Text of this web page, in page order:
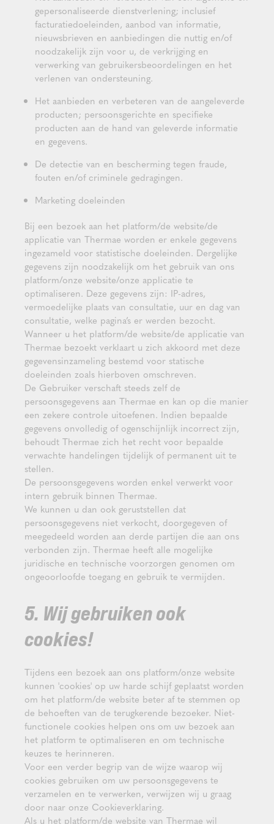
gepersonaliseerde dienstverlening; inclusief
facturatiedoeleinden, aanbod van informatie,
nieuwsbrieven en aanbiedingen die nuttig en/of
noodzakelijk zijn voor u, de verkrijging en
verwerking van gebruikersbeoordelingen en het
verlenen van ondersteuning.
Het aanbieden en verbeteren van de aangeleverde
producten; persoonsgerichte en specifieke
producten aan de hand van geleverde informatie
en gegevens.
De detectie van en bescherming tegen fraude,
fouten en/of criminele gedragingen.
Marketing doeleinden
Bij een bezoek aan het platform/de website/de
applicatie van Thermae worden er enkele gegevens
ingezameld voor statistische doeleinden. Dergelijke
gegevens zijn noodzakelijk om het gebruik van ons
platform/onze website/onze applicatie te
optimaliseren. Deze gegevens zijn: IP-adres,
vermoedelijke plaats van consultatie, uur en dag van
consultatie, welke pagina’s er werden bezocht.
Wanneer u het platform/de website/de applicatie van
Thermae bezoekt verklaart u zich akkoord met deze
gegevensinzameling bestemd voor statische
doeleinden zoals hierboven omschreven.
De Gebruiker verschaft steeds zelf de
persoonsgegevens aan Thermae en kan op die manier
een zekere controle uitoefenen. Indien bepaalde
gegevens onvolledig of ogenschijnlijk incorrect zijn,
behoudt Thermae zich het recht voor bepaalde
verwachte handelingen tijdelijk of permanent uit te
stellen.
De persoonsgegevens worden enkel verwerkt voor
intern gebruik binnen Thermae.
We kunnen u dan ook geruststellen dat
persoonsgegevens niet verkocht, doorgegeven of
meegedeeld worden aan derde partijen die aan ons
verbonden zijn. Thermae heeft alle mogelijke
juridische en technische voorzorgen genomen om
ongeoorloofde toegang en gebruik te vermijden.
5. Wij gebruiken ook
cookies!
Tijdens een bezoek aan ons platform/onze website
kunnen 'cookies' op uw harde schijf geplaatst worden
om het platform/de website beter af te stemmen op
de behoeften van de terugkerende bezoeker. Niet-
functionele cookies helpen ons om uw bezoek aan
het platform te optimaliseren en om technische
keuzes te herinneren.
Voor een verder begrip van de wijze waarop wij
cookies gebruiken om uw persoonsgegevens te
verzamelen en te verwerken, verwijzen wij u graag
door naar onze Cookieverklaring.
Als u het platform/de website van Thermae wil